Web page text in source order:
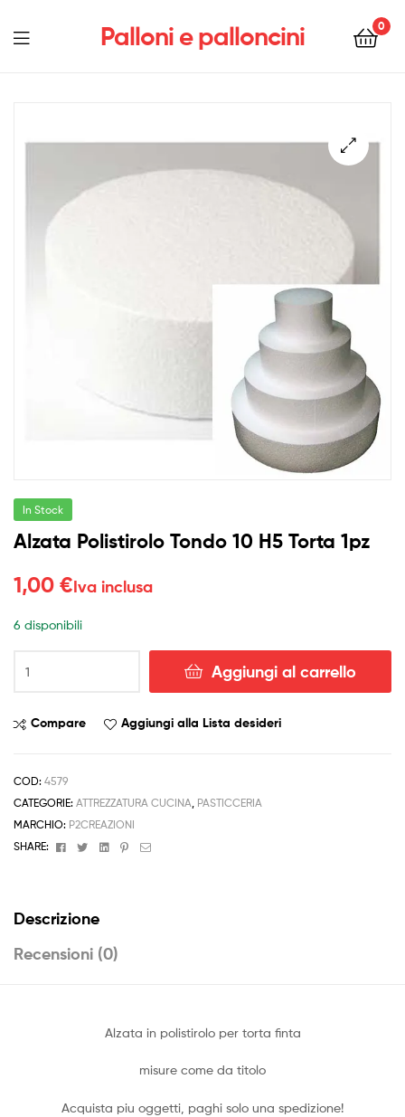
Palloni e palloncini 0
Menu
In Stock
Alzata Polistirolo Tondo 10 H5 Torta 1pz
1,00 €Iva inclusa
6 disponibili
Polistirolo
10
1pz
quantità
Aggiungi al carrello
Compare Aggiungi alla Lista desideri
COD: 4579
CATEGORIE: ATTREZZATURA CUCINA, PASTICCERIA
MARCHIO: P2CREAZIONI
SHARE:
FacebookTwitterLinkedinPinterest
Email
Descrizione
Recensioni (0)
Alzata in polistirolo per torta finta
misure come da titolo
Acquista piu oggetti, paghi solo una spedizione!